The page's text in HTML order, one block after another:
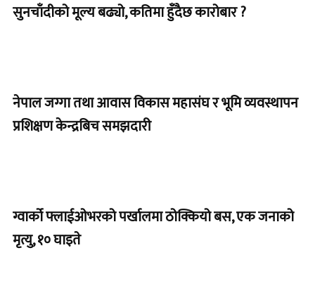
सुनचाँदीको मूल्य बढ्यो, कतिमा हुँदैछ कारोबार ?
नेपाल जग्गा तथा आवास विकास महासंघ र भूमि व्यवस्थापन
प्रशिक्षण केन्द्रबिच समझदारी
ग्वार्को फ्लाईओभरको पर्खालमा ठोक्कियो बस, एक जनाको
मृत्यु, १० घाइते